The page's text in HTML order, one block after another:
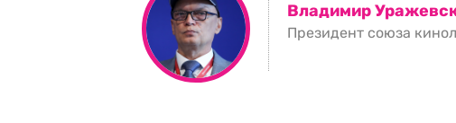
Владимир
Президент союза